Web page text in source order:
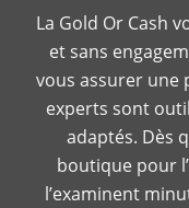
La Gold Or Cash
et sans
vous assurer une
experts sont
adaptés. Dès
boutique pour
l’examinent